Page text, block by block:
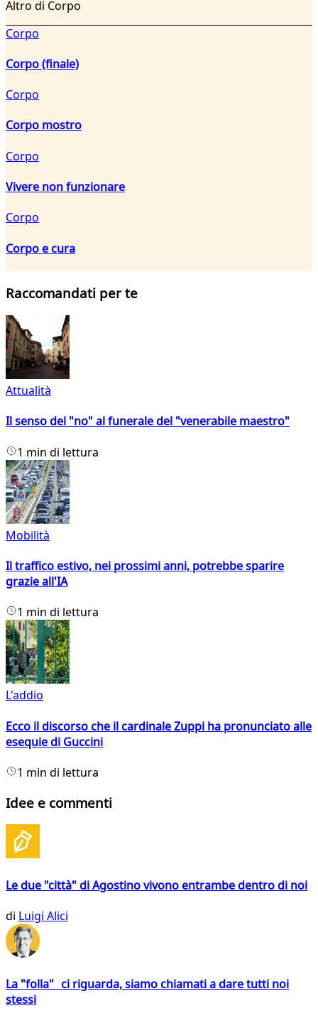
Altro di Corpo
Corpo
Corpo (finale)
Corpo
Corpo mostro
Corpo
Vivere non funzionare
Corpo
Corpo e cura
Raccomandati per te
Attualità
Il senso del "no" al funerale del "venerabile maestro"
1 min di lettura
Mobilità
Il traffico estivo, nei prossimi anni, potrebbe sparire
grazie all'IA
1 min di lettura
L'addio
Ecco il discorso che il cardinale Zuppi ha pronunciato alle
esequie di Guccini
1 min di lettura
Idee e commenti
Le due "città" di Agostino vivono entrambe dentro di noi
di Luigi Alici
La "folla" ci riguarda, siamo chiamati a dare tutti noi
stessi